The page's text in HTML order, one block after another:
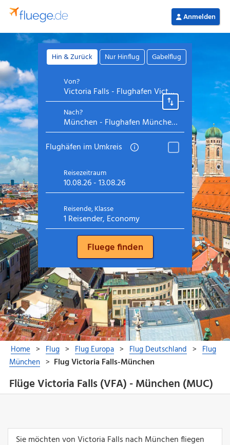
Flüge Victoria Falls (VFA) - München (MUC)
Sie möchten von Victoria Falls nach München fliegen